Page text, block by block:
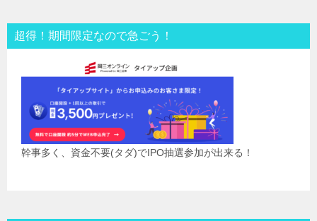
超得！期間限定なので急ごう！
幹事多く、資金不要(タダ)でIPO抽選参加が出来る！